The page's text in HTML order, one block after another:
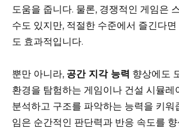
도움을 줍니다. 물론, 경쟁적인 게임은
수도 있지만, 적절한 수준에서 즐긴다
도 효과적입니다.
뿐만 아니라, 공간 지각 능력 향상에도
환경을 탐험하는 게임이나 건설 시뮬레
분석하고 구조를 파악하는 능력을 키워
임은 순간적인 판단력과 반응 속도를